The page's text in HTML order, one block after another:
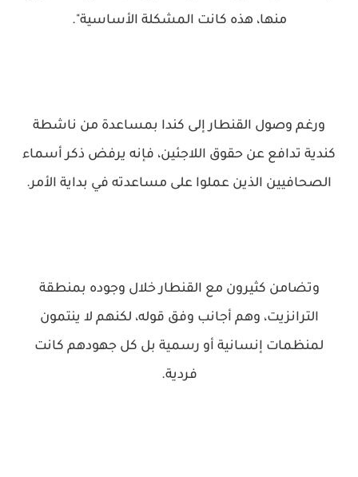
منها، هذه كانت المشكلة الأساسية".
ورغم وصول القنطار إلى كندا بمساعدة من ناشطة
كندية تدافع عن حقوق اللاجئين، فإنه يرفض ذكر أسماء
الصحافيين الذين عملوا على مساعدته في بداية الأمر.
وتضامن كثيرون مع القنطار خلال وجوده بمنطقة
الترانزيت، وهم أجانب وفق قوله، لكنهم لا ينتمون
لمنظمات إنسانية أو رسمية بل كل جهودهم كانت
فردية.